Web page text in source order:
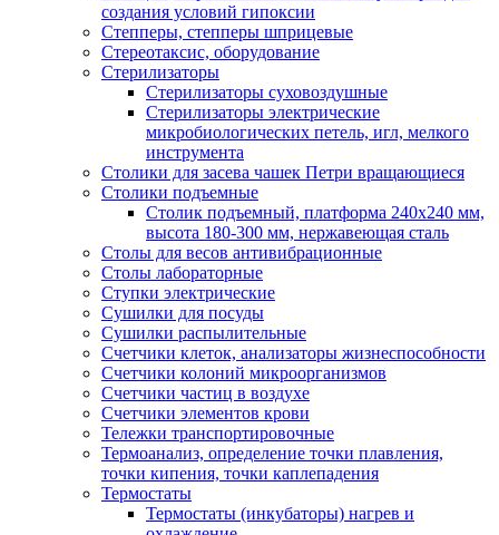
создания условий гипоксии
Степперы, степперы шприцевые
Стереотаксис, оборудование
Стерилизаторы
Стерилизаторы суховоздушные
Стерилизаторы электрические
микробиологических петель, игл, мелкого
инструмента
Столики для засева чашек Петри вращающиеся
Столики подъемные
Столик подъемный, платформа 240х240 мм,
высота 180-300 мм, нержавеющая сталь
Столы для весов антивибрационные
Столы лабораторные
Ступки электрические
Сушилки для посуды
Сушилки распылительные
Счетчики клеток, анализаторы жизнеспособности
Счетчики колоний микроорганизмов
Счетчики частиц в воздухе
Счетчики элементов крови
Тележки транспортировочные
Термоанализ, определение точки плавления,
точки кипения, точки каплепадения
Термостаты
Термостаты (инкубаторы) нагрев и